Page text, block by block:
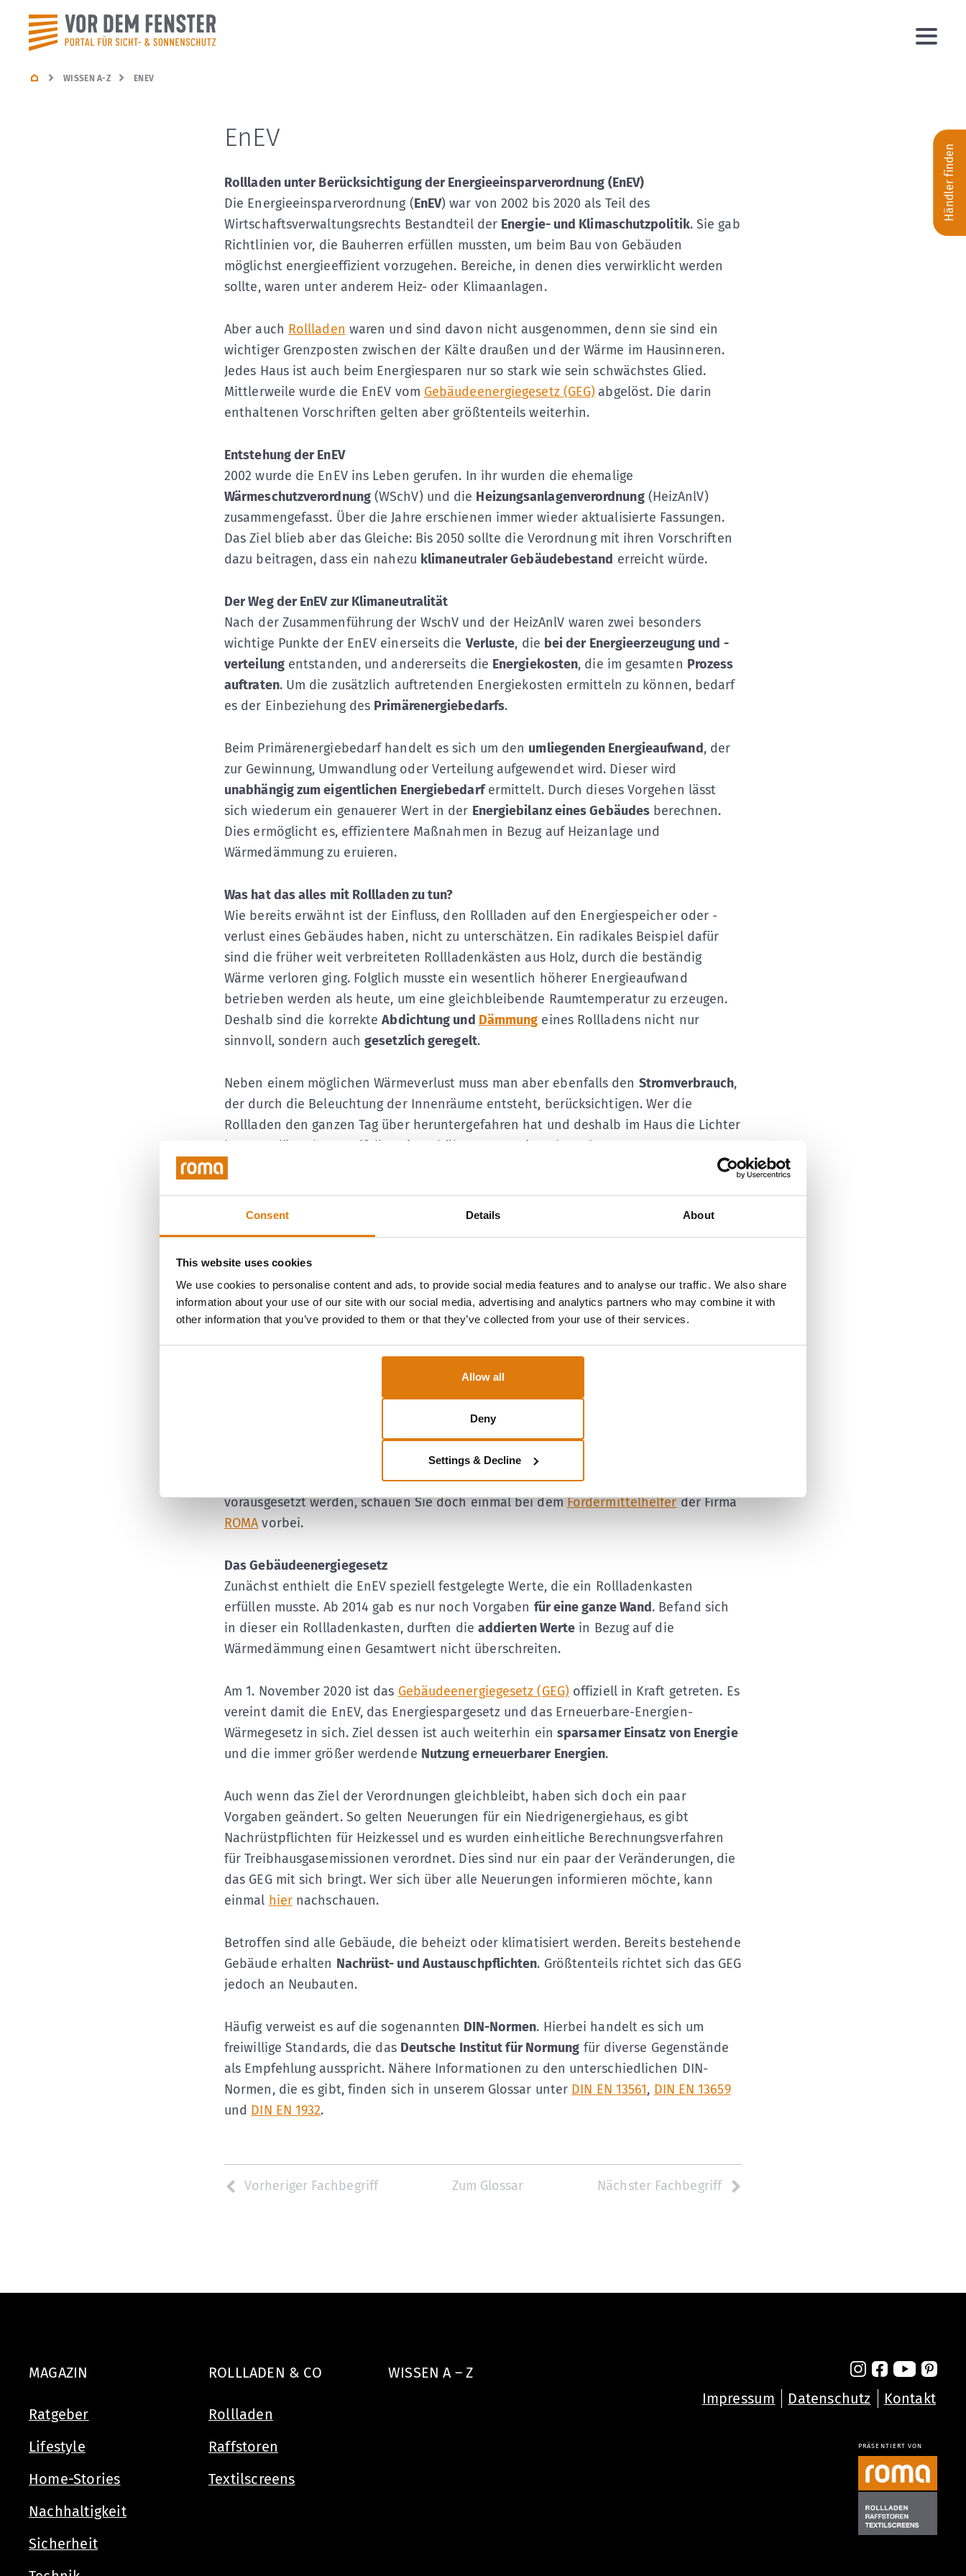
Consent Details About
This website uses cookies
We use cookies to personalise content and ads, to provide social media features and to analyse our traffic. We also share
information about your use of our site with our social media, advertising and analytics partners who may combine it with
other information that you’ve provided to them or that they’ve collected from your use of their services.
Deny
Settings & Decline
Allow all
Händler finden
WISSEN A-Z ENEV
EnEV
Rollladen unter Berücksichtigung der Energieeinsparverordnung (EnEV)
Die Energieeinsparverordnung (EnEV) war von 2002 bis 2020 als Teil des
Wirtschaftsverwaltungsrechts Bestandteil der Energie- und Klimaschutzpolitik. Sie gab
Richtlinien vor, die Bauherren erfüllen mussten, um beim Bau von Gebäuden
möglichst energieeffizient vorzugehen. Bereiche, in denen dies verwirklicht werden
sollte, waren unter anderem Heiz- oder Klimaanlagen.
Aber auch Rollladen waren und sind davon nicht ausgenommen, denn sie sind ein
wichtiger Grenzposten zwischen der Kälte draußen und der Wärme im Hausinneren.
Jedes Haus ist auch beim Energiesparen nur so stark wie sein schwächstes Glied.
Mittlerweile wurde die EnEV vom Gebäudeenergiegesetz (GEG) abgelöst. Die darin
enthaltenen Vorschriften gelten aber größtenteils weiterhin.
Entstehung der EnEV
2002 wurde die EnEV ins Leben gerufen. In ihr wurden die ehemalige
Wärmeschutzverordnung(WSchV) und die Heizungsanlagenverordnung(HeizAnlV)
zusammengefasst. Über die Jahre erschienen immer wieder aktualisierte Fassungen.
Das Ziel blieb aber das Gleiche: Bis 2050 sollte die Verordnung mit ihren Vorschriften
dazu beitragen, dass ein nahezu klimaneutraler Gebäudebestand erreicht würde.
Der Weg der EnEV zur Klimaneutralität
Nach der Zusammenführung der WschV und der HeizAnlV waren zwei besonders
wichtige Punkte der EnEV einerseits die Verluste, die bei der Energieerzeugung und -
verteilungentstanden, und andererseits die Energiekosten, die im gesamten Prozess
auftraten. Um die zusätzlich auftretenden Energiekosten ermitteln zu können, bedarf
es der Einbeziehung des Primärenergiebedarfs.
Beim Primärenergiebedarf handelt es sich um den umliegenden Energieaufwand, der
zur Gewinnung, Umwandlung oder Verteilung aufgewendet wird. Dieser wird
unabhängig zum eigentlichen Energiebedarfermittelt. Durch dieses Vorgehen lässt
sich wiederum ein genauerer Wert in der Energiebilanz eines Gebäudes berechnen.
Dies ermöglicht es, effizientere Maßnahmen in Bezug auf Heizanlage und
Wärmedämmung zu eruieren.
Was hat das alles mit Rollladen zu tun?
Wie bereits erwähnt ist der Einfluss, den Rollladen auf den Energiespeicher oder -
verlust eines Gebäudes haben, nicht zu unterschätzen. Ein radikales Beispiel dafür
sind die früher weit verbreiteten Rollladenkästen aus Holz, durch die beständig
Wärme verloren ging. Folglich musste ein wesentlich höherer Energieaufwand
betrieben werden als heute, um eine gleichbleibende Raumtemperatur zu erzeugen.
Deshalb sind die korrekteAbdichtung und Dämmung eines Rollladens nicht nur
sinnvoll, sondern auchgesetzlich geregelt.
Neben einem möglichen Wärmeverlust muss man aber ebenfalls den Stromverbrauch,
der durch die Beleuchtung der Innenräume entsteht, berücksichtigen. Wer die
Rollladen den ganzen Tag über heruntergefahren hat und deshalb im Haus die Lichter
brennen lässt, hat zweifellos einen höheren Energieverbrauch.
eine entscheidende Rolle. Wer seine Rollladen zu bestimmten Tageszeiten oder
Wer noch einen Schritt weiter gehen möchte, als nur auf die ökologische Bedienung
der eigenen Rollladen zu achten, kann sich seit Januar 2021 um Fördermittel für
bietet die Möglichkeit an,Zuschüsse
Einbau oder die Optimierung der hauseigenen Tageslichtversorgung.
Beim Erwerb von Rollladen & Co ist es deshalb ratsam, sich darüber zu informieren,
ob das gewünschte Produkt die Anforderungen an eine optimierte
Tageslichtversorgung erfüllt. Wenn Sie sich unsicher darüber sind, ob Ihr
Wohngebäude die Anforderungen erfüllt, die für die Bewilligung von Fördermitteln
vorausgesetzt werden, schauen Sie doch einmal bei demFördermittelhelferder Firma
ROMA vorbei.
Das Gebäudeenergiegesetz
Zunächst enthielt die EnEV speziell festgelegte Werte, die ein Rollladenkasten
erfüllen musste. Ab 2014 gab es nur noch Vorgaben für eine ganze Wand. Befand sich
in dieser ein Rollladenkasten, durften die addierten Werte in Bezug auf die
Wärmedämmung einen Gesamtwert nicht überschreiten.
Am 1. November 2020 ist das Gebäudeenergiegesetz (GEG) offiziell in Kraft getreten. Es
vereint damit die EnEV, das Energiespargesetz und das Erneuerbare-Energien-
Wärmegesetz in sich. Ziel dessen ist auch weiterhin einsparsamer Einsatz von Energie
und die immer größer werdende Nutzung erneuerbarer Energien.
Auch wenn das Ziel der Verordnungen gleichbleibt, haben sich doch ein paar
Vorgaben geändert. So gelten Neuerungen für ein Niedrigenergiehaus, es gibt
Nachrüstpflichten für Heizkessel und es wurden einheitliche Berechnungsverfahren
für Treibhausgasemissionen verordnet. Dies sind nur ein paar der Veränderungen, die
das GEG mit sich bringt. Wer sich über alle Neuerungen informieren möchte, kann
einmal hier nachschauen.
Betroffen sind alle Gebäude, die beheizt oder klimatisiert werden. Bereits bestehende
Gebäude erhalten Nachrüst- und Austauschpflichten. Größtenteils richtet sich das GEG
jedoch an Neubauten.
Häufig verweist es auf die sogenannten DIN-Normen. Hierbei handelt es sich um
freiwillige Standards, die das Deutsche Institut für Normung für diverse Gegenstände
als Empfehlung ausspricht. Nähere Informationen zu den unterschiedlichen DIN-
Normen, die es gibt, finden sich in unserem Glossar unter DIN EN 13561, DIN EN 13659
und DIN EN 1932.
Vorheriger Fachbegriff Zum Glossar Nächster Fachbegriff
MAGAZIN
Ratgeber
Lifestyle
Home-Stories
Nachhaltigkeit
Sicherheit
ROLLLADEN & CO
Rollladen
Raffstoren
Textilscreens
WISSEN A – Z
Impressum
Datenschutz Kontakt
PRÄSENTIERT VON